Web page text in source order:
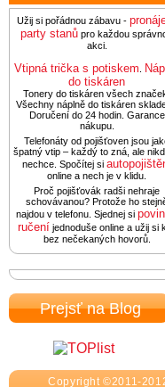
Užij si pořádnou zábavu -
party stanů pro každou
akci.
Vtipná trička s potiskem
do tiskáren
Tonery do tiskáren všech
Všechny náplně do tiskáren
Doručení do 24 hodin. Garance
nákupu.
Telefonáty od pojišťoven jsou
špatný vtip – každý to zná, ale
nechce. Spočítej si
online a nech je v klidu.
Proč pojišťovák radši nehraje
schovávanou? Protože ho
najdou v telefonu. Sjednej si
ručení jednoduše online a užij si
bez nečekaných hovorů.
Prejsť na Blog
Copyright ©2011-